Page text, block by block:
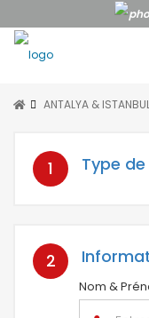
ANTALYA &
1 Type
2
Nom &